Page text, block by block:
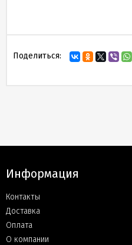
Поделиться:
Информация
Контакты
Доставка
Оплата
О компании